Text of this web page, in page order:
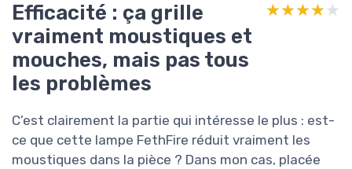
Efficacité : ça grille
vraiment moustiques et
mouches, mais pas tous
les problèmes
★★★★★
★★★★★
C’est clairement la partie qui intéresse le plus : est-
ce que cette lampe FethFire réduit vraiment les
moustiques dans la pièce ? Dans mon cas, placée